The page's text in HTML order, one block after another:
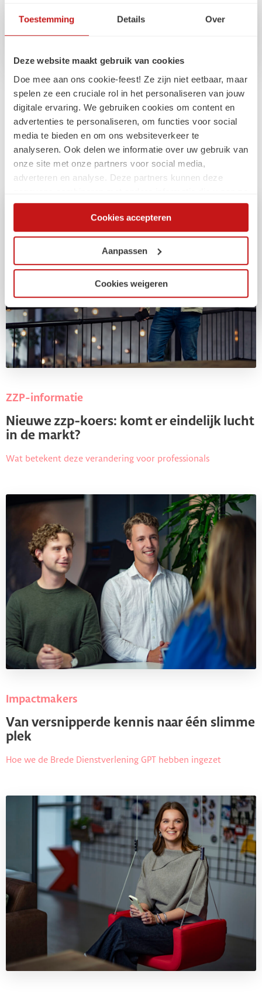
Toestemming Details Over
Deze website maakt gebruik van cookies
Doe mee aan ons cookie-feest! Ze zijn niet eetbaar, maar
spelen ze een cruciale rol in het personaliseren van jouw
digitale ervaring. We gebruiken cookies om content en
advertenties te personaliseren, om functies voor social
media te bieden en om ons websiteverkeer te
analyseren. Ook delen we informatie over uw gebruik van
onze site met onze partners voor social media,
adverteren en analyse. Deze partners kunnen deze
heeft verstrekt of die ze hebben verzameld op basis van
uw gebruik van hun services. Via de cookieverklaring op
onze website kunt u uw toestemming op elk moment
Cookies accepteren
Aanpassen
Cookies weigeren
Gerelateerde
artikelen
ZZP-informatie
Nieuwe zzp-koers: komt er eindelijk lucht
in de markt?
Wat betekent deze verandering voor professionals
Impactmakers
Van versnipperde kennis naar één slimme
plek
Hoe we de Brede Dienstverlening GPT hebben ingezet